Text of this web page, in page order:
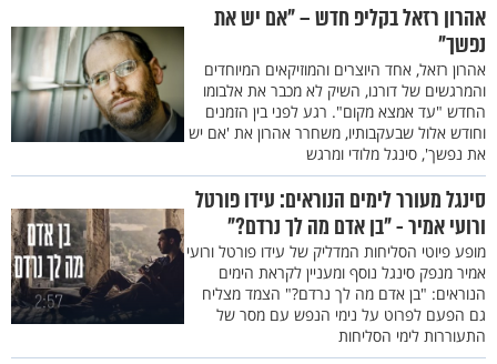
אהרון רזאל בקליפ חדש – "אם יש את
נפשך"
אהרון רזאל, אחד היוצרים והמוזיקאים המיוחדים
והמרגשים של דורנו, השיק לא מכבר את אלבומו
החדש "עד אמצא מקום". רגע לפני בין הזמנים
וחודש אלול שבעקבותיו, משחרר אהרון את 'אם יש
את נפשך', סינגל מלודי ומרגש
סינגל מעורר לימים הנוראים: עידו פורטל
ורועי אמיר - "בן אדם מה לך נרדם?"
מופע פיוטי הסליחות המדליק של עידו פורטל ורועי
אמיר מנפק סינגל נוסף ומעניין לקראת הימים
הנוראים: "בן אדם מה לך נרדם?" הצמד מצליח
גם הפעם לפרוט על נימי הנפש עם מסר של
התעוררות לימי הסליחות